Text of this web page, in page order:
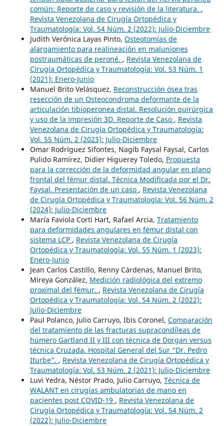
común: Reporte de caso y revisión de la literatura. ,
Revista Venezolana de Cirugía Ortopédica y
Traumatología: Vol. 54 Núm. 2 (2022): Julio-Diciembre
Judith Verónica Layas Pinto, Osteotomías de
alargamiento para realineación en maluniones
postraumáticas de peroné. , Revista Venezolana de
Cirugía Ortopédica y Traumatología: Vol. 53 Núm. 1
(2021): Enero-Junio
Manuel Brito Velásquez, Reconstrucción ósea tras
resección de un Osteocondroma deformante de la
articulación tibioperonea distal. Resolución quirúrgica
y uso de la impresión 3D. Reporte de Caso , Revista
Venezolana de Cirugía Ortopédica y Traumatología:
Vol. 55 Núm. 2 (2023): Julio-Diciembre
Omar Rodríguez Sifontes, Nagib Faysal Faysal, Carlos
Pulido Ramírez, Didier Higuerey Toledo, Propuesta
para la corrección de la deformidad angular en plano
frontal del fémur distal. Técnica Modificada por el Dr.
Faysal. Presentación de un caso , Revista Venezolana
de Cirugía Ortopédica y Traumatología: Vol. 56 Núm. 2
(2024): Julio-Diciembre
María Faviola Corti Hart, Rafael Arcia, Tratamiento
para deformidades angulares en fémur distal con
sistema LCP , Revista Venezolana de Cirugía
Ortopédica y Traumatología: Vol. 55 Núm. 1 (2023):
Enero-Junio
Jean Carlos Castillo, Renny Cárdenas, Manuel Brito,
Mireya González, Medición radiológica del extremo
proximal del fémur. , Revista Venezolana de Cirugía
Ortopédica y Traumatología: Vol. 54 Núm. 2 (2022):
Julio-Diciembre
Paul Polanco, Julio Carruyo, Ibis Coronel, Comparación
del tratamiento de las fracturas supracondíleas de
húmero Gartland II y III con técnica de Dorgan versus
técnica Cruzada. Hospital General del Sur “Dr. Pedro
Iturbe”. , Revista Venezolana de Cirugía Ortopédica y
Traumatología: Vol. 53 Núm. 2 (2021): Julio-Diciembre
Luvi Yedra, Néstor Prado, Julio Carruyo, Técnica de
WALANT en cirugías ambulatorias de mano en
pacientes post COVID-19 , Revista Venezolana de
Cirugía Ortopédica y Traumatología: Vol. 54 Núm. 2
(2022): Julio-Diciembre